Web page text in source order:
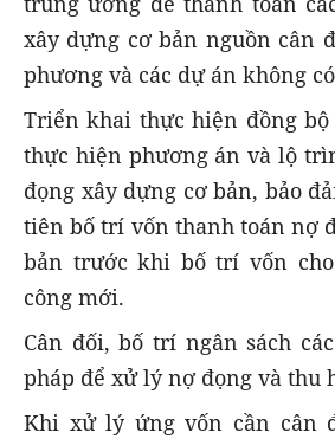
xây dựng cơ bản nguồn cân
phương và các dự án không
Triển khai thực hiện đồng bộ
thực hiện phương án và lộ
đọng xây dựng cơ bản, bảo
tiên bố trí vốn thanh toán nợ
bản trước khi bố trí vốn
công mới.
Cân đối, bố trí ngân sách
pháp để xử lý nợ đọng và thu
Khi xử lý ứng vốn cần cân